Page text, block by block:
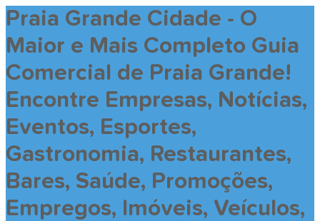
Praia Grande Cidade - O
Maior e Mais Completo Guia
Comercial de Praia Grande!
Encontre Empresas, Notícias,
Eventos, Esportes,
Gastronomia, Restaurantes,
Bares, Saúde, Promoções,
Empregos, Imóveis, Veículos,